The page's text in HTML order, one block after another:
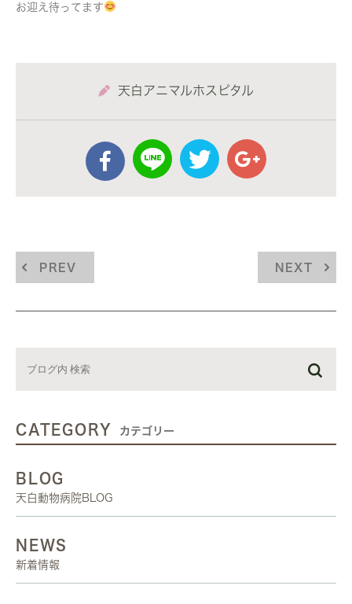
お迎え待ってます
天白アニマルホスピタル
PREV NEXT
CATEGORY カテゴリー
BLOG
天白動物病院BLOG
NEWS
新着情報